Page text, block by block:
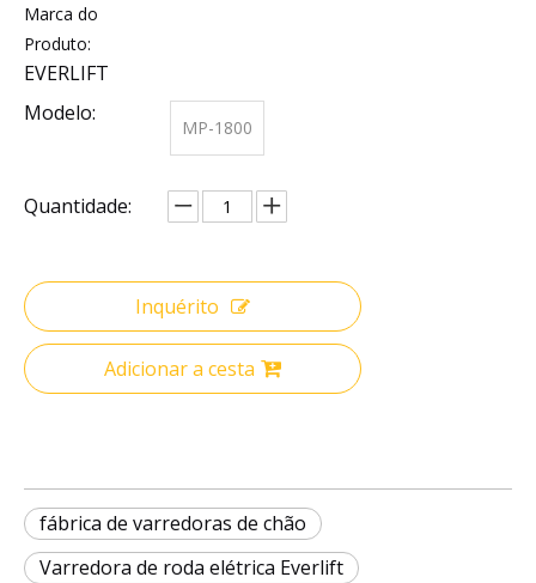
Marca do
Produto:
EVERLIFT
Modelo:
MP-1800
Quantidade:
Inquérito
Adicionar a cesta
fábrica de varredoras de chão
Varredora de roda elétrica Everlift